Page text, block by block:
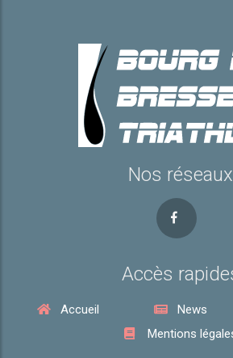
Nos réseaux
Accès
Accueil News
Mentions